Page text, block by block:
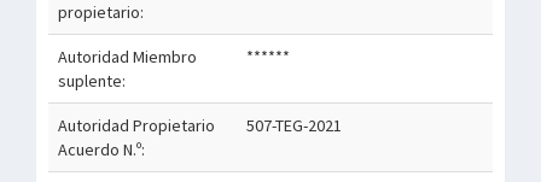
propietario:
Autoridad Miembro
suplente:
******
Autoridad Propietario
Acuerdo N.º:
507-TEG-2021